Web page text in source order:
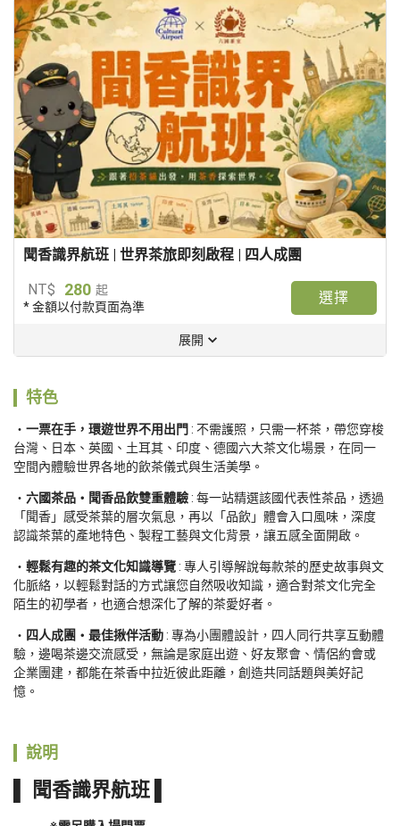
聞香識界航班 | 世界茶旅即刻啟程 | 四人成團
NT$ 280 起
* 金額以付款頁面為準
選擇
展開
特色
一票在手，環遊世界不用出門 : 不需護照，只需一杯茶，帶您穿梭
台灣、日本、英國、土耳其、印度、德國六大茶文化場景，在同一
空間內體驗世界各地的飲茶儀式與生活美學。
六國茶品・聞香品飲雙重體驗 : 每一站精選該國代表性茶品，透過
「聞香」感受茶葉的層次氣息，再以「品飲」體會入口風味，深度
認識茶葉的產地特色、製程工藝與文化背景，讓五感全面開啟。
輕鬆有趣的茶文化知識導覽 : 專人引導解說每款茶的歷史故事與文
化脈絡，以輕鬆對話的方式讓您自然吸收知識，適合對茶文化完全
陌生的初學者，也適合想深化了解的茶愛好者。
四人成團・最佳揪伴活動 : 專為小團體設計，四人同行共享互動體
驗，邊喝茶邊交流感受，無論是家庭出遊、好友聚會、情侶約會或
企業團建，都能在茶香中拉近彼此距離，創造共同話題與美好記
憶。
說明
▌ 聞香識界航班 ▌